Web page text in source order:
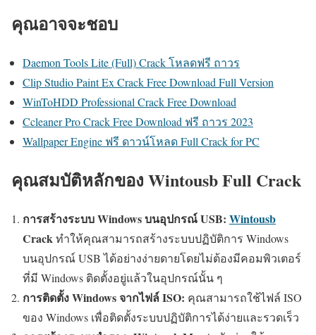
คุณอาจจะชอบ
Daemon Tools Lite (Full) Crack โหลดฟรี ถาวร
Clip Studio Paint Ex Crack Free Download Full Version
WinToHDD Professional Crack Free Download
Ccleaner Pro Crack Free Download ฟรี ถาวร 2023
Wallpaper Engine ฟรี ดาวน์โหลด Full Crack for PC
คุณสมบัติหลักของ Wintousb Full Crack
การสร้างระบบ Windows บนอุปกรณ์ USB: Wintousb
Crackทำให้คุณสามารถสร้างระบบปฏิบัติการ Windows
บนอุปกรณ์ USB ได้อย่างง่ายดายโดยไม่ต้องมีคอมพิวเตอร์
ที่มี Windows ติดตั้งอยู่แล้วในอุปกรณ์นั้น ๆ
การติดตั้ง Windows จากไฟล์ ISO: คุณสามารถใช้ไฟล์ ISO
ของ Windows เพื่อติดตั้งระบบปฏิบัติการได้ง่ายและรวดเร็ว